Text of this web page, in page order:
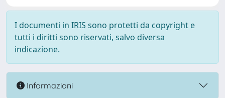
I documenti in IRIS sono protetti da copyright e
tutti i diritti sono riservati, salvo diversa
indicazione.
Informazioni